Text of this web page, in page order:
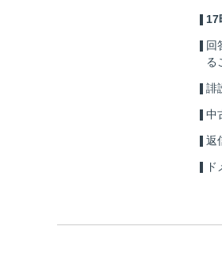
17
回
る
誹
中
返